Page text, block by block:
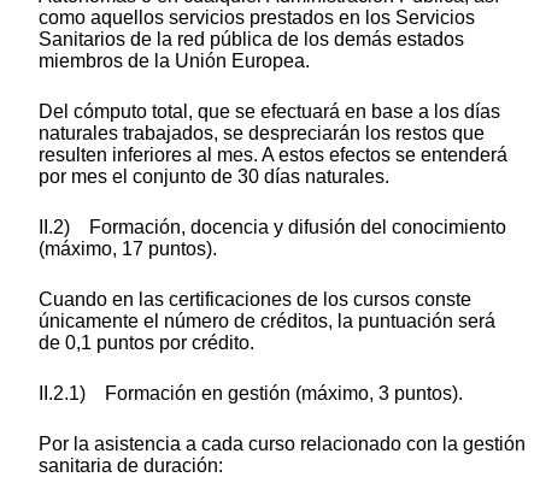
como aquellos servicios prestados en los Servicios
Sanitarios de la red pública de los demás estados
miembros de la Unión Europea.
Del cómputo total, que se efectuará en base a los días
naturales trabajados, se despreciarán los restos que
resulten inferiores al mes. A estos efectos se entenderá
por mes el conjunto de 30 días naturales.
II.2) Formación, docencia y difusión del conocimiento
(máximo, 17 puntos).
Cuando en las certificaciones de los cursos conste
únicamente el número de créditos, la puntuación será
de 0,1 puntos por crédito.
II.2.1) Formación en gestión (máximo, 3 puntos).
Por la asistencia a cada curso relacionado con la gestión
sanitaria de duración: